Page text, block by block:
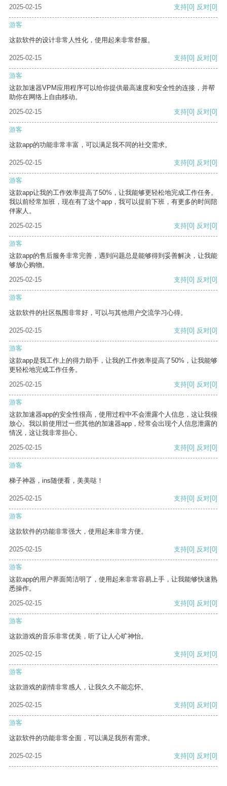
2025-02-15
支持[0] 反对[0]
游客
这款软件的设计非常人性化，使用起来非常舒服。
2025-02-15 支持[0] 反对[0]
游客
这款加速器VPM应用程序可以给你提供最高速度和安全性的连接，并帮
助你在网络上自由移动。
2025-02-15
支持[0] 反对[0]
游客
这款app的功能非常丰富，可以满足我不同的社交需求。
2025-02-15 支持[0] 反对[0]
游客
这款app让我的工作效率提高了50%，让我能够更轻松地完成工作任务。
我以前经常加班，现在有了这个app，我可以提前下班，有更多的时间陪
伴家人。
2025-02-15
支持[0] 反对[0]
游客
这款app的售后服务非常完善，遇到问题总是能够得到妥善解决，让我能
够放心购物。
2025-02-15
支持[0] 反对[0]
游客
这款软件的社区氛围非常好，可以与其他用户交流学习心得。
2025-02-15 支持[0] 反对[0]
游客
这款app是我工作上的得力助手，让我的工作效率提高了50%，让我能够
更轻松地完成工作任务。
2025-02-15
支持[0] 反对[0]
游客
这款加速器app的安全性很高，使用过程中不会泄露个人信息，这让我很
放心。我以前使用过一些其他的加速器app，经常会出现个人信息泄露的
情况，这让我非常担心。
2025-02-15
支持[0] 反对[0]
游客
梯子神器，ins随便看，美美哒！
2025-02-15 支持[0] 反对[0]
游客
这款软件的功能非常强大，使用起来非常方便。
2025-02-15 支持[0] 反对[0]
游客
这款app的用户界面简洁明了，使用起来非常容易上手，让我能够快速熟
悉操作。
2025-02-15
支持[0] 反对[0]
游客
这款游戏的音乐非常优美，听了让人心旷神怡。
2025-02-15 支持[0] 反对[0]
游客
这款游戏的剧情非常感人，让我久久不能忘怀。
2025-02-15 支持[0] 反对[0]
游客
这款软件的功能非常全面，可以满足我所有需求。
2025-02-15 支持[0] 反对[0]